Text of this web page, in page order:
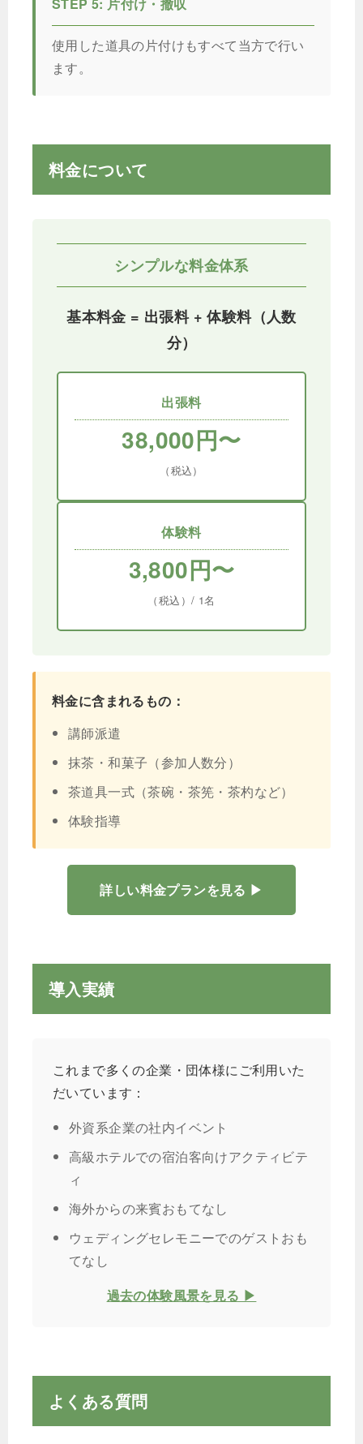
使用した道具の片付けもすべて当方で行い
ます。
料金について
シンプルな料金体系
基本料金 = 出張料 + 体験料（人数
分）
出張料
38,000円〜
（税込）
体験料
3,800円〜
（税込）/ 1名
料金に含まれるもの：
講師派遣
抹茶・和菓子（参加人数分）
茶道具一式（茶碗・茶筅・茶杓など）
体験指導
詳しい料金プランを見る ▶
導入実績
これまで多くの企業・団体様にご利用いた
だいています：
外資系企業の社内イベント
高級ホテルでの宿泊客向けアクティビテ
ィ
海外からの来賓おもてなし
ウェディングセレモニーでのゲストおも
てなし
過去の体験風景を見る ▶
よくある質問